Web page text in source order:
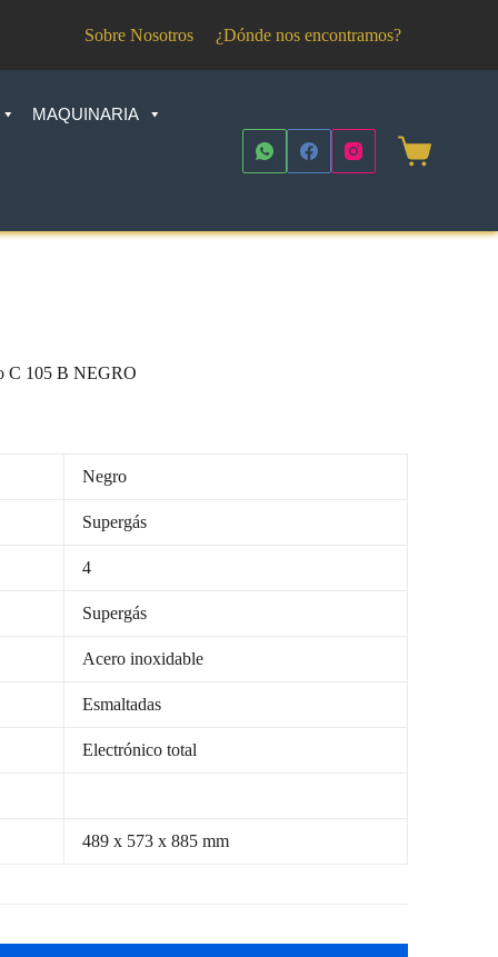
Sobre Nosotros ¿Dónde nos encontramos?
MAQUINARIA
Shopping
C 105 B NEGRO
Negro
Supergás
4
Supergás
Acero inoxidable
Esmaltadas
Electrónico total
489 x 573 x 885 mm